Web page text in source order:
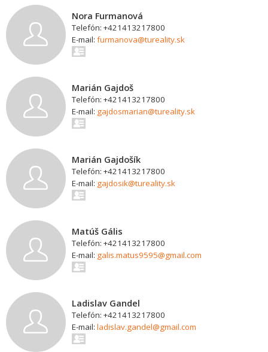
Nora Furmanová
Telefón: +421413217800
E-mail: furmanova@tureality.sk
Marián Gajdoš
Telefón: +421413217800
E-mail: gajdosmarian@tureality.sk
Marián Gajdošík
Telefón: +421413217800
E-mail: gajdosik@tureality.sk
Matúš Gális
Telefón: +421413217800
E-mail: galis.matus9595@gmail.com
Ladislav Gandel
Telefón: +421413217800
E-mail: ladislav.gandel@gmail.com